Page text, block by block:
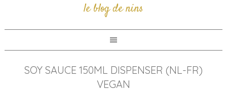
le blog de nins
SOY SAUCE 150ML DISPENSER (NL-FR)
VEGAN